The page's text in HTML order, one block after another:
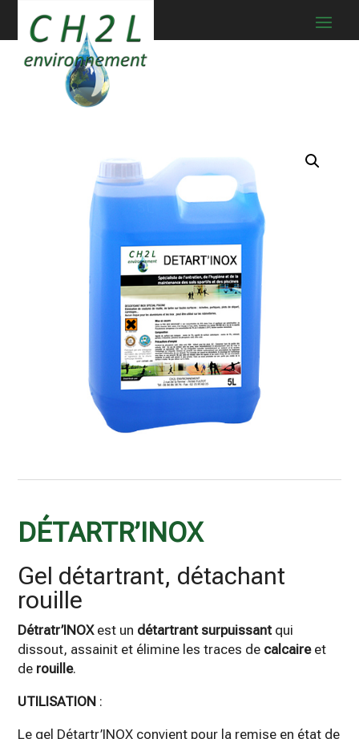
DÉTARTR’INOX
Gel détartrant, détachant
rouille
Détratr’INOXest un détartrant surpuissantqui
dissout, assainit et élimine les traces de calcaireet
de rouille.
UTILISATION :
Le gel Détartr’INOX convient pour la remise en état de